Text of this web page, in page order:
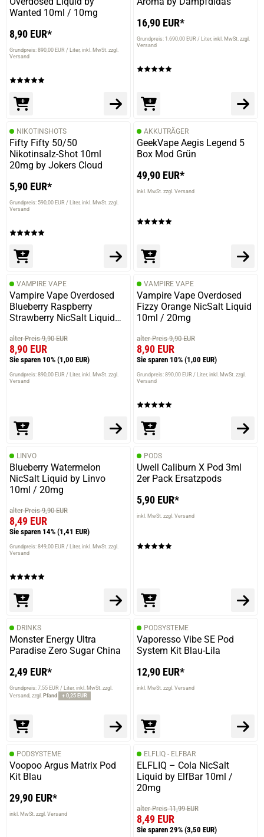
Wanted 10ml / 10mg
8,90 EUR*
Grundpreis: 890,00 EUR / Liter inkl. MwSt. zzgl.
Versand
16,90 EUR*
Grundpreis: 1.690,00 EUR / Liter inkl. MwSt. zzgl.
Versand
NIKOTINSHOTS
Fifty Fifty 50/50
Nikotinsalz-Shot 10ml
20mg by Jokers Cloud
5,90 EUR*
Grundpreis: 590,00 EUR / Liter inkl. MwSt. zzgl.
Versand
AKKUTRÄGER
GeekVape Aegis Legend 5
Box Mod Grün
49,90 EUR*
inkl. MwSt. zzgl. Versand
VAMPIRE VAPE
Vampire Vape Overdosed
Blueberry Raspberry
Strawberry NicSalt Liquid
alter Preis 9,90 EUR
8,90 EUR
Sie sparen 10% (1,00 EUR)
Grundpreis: 890,00 EUR / Liter inkl. MwSt. zzgl.
Versand
VAMPIRE VAPE
Vampire Vape Overdosed
Fizzy Orange NicSalt Liquid
10ml / 20mg
alter Preis 9,90 EUR
8,90 EUR
Sie sparen 10% (1,00 EUR)
Grundpreis: 890,00 EUR / Liter inkl. MwSt. zzgl.
Versand
LINVO
Blueberry Watermelon
NicSalt Liquid by Linvo
10ml / 20mg
alter Preis 9,90 EUR
8,49 EUR
Sie sparen 14% (1,41 EUR)
Grundpreis: 849,00 EUR / Liter inkl. MwSt. zzgl.
Versand
PODS
Uwell Caliburn X Pod 3ml
2er Pack Ersatzpods
5,90 EUR*
inkl. MwSt. zzgl. Versand
DRINKS
Monster Energy Ultra
Paradise Zero Sugar China
2,49 EUR*
Grundpreis: 7,55 EUR / Liter inkl. MwSt. zzgl.
Versand zzgl. Pfand + 0,25 EUR
PODSYSTEME
Vaporesso Vibe SE Pod
System Kit Blau-Lila
12,90 EUR*
inkl. MwSt. zzgl. Versand
PODSYSTEME
Voopoo Argus Matrix Pod
Kit Blau
29,90 EUR*
inkl. MwSt. zzgl. Versand
ELFLIQ - ELFBAR
ELFLIQ – Cola NicSalt
Liquid by ElfBar 10ml /
20mg
alter Preis 11,99 EUR
8,49 EUR
Sie sparen 29% (3,50 EUR)